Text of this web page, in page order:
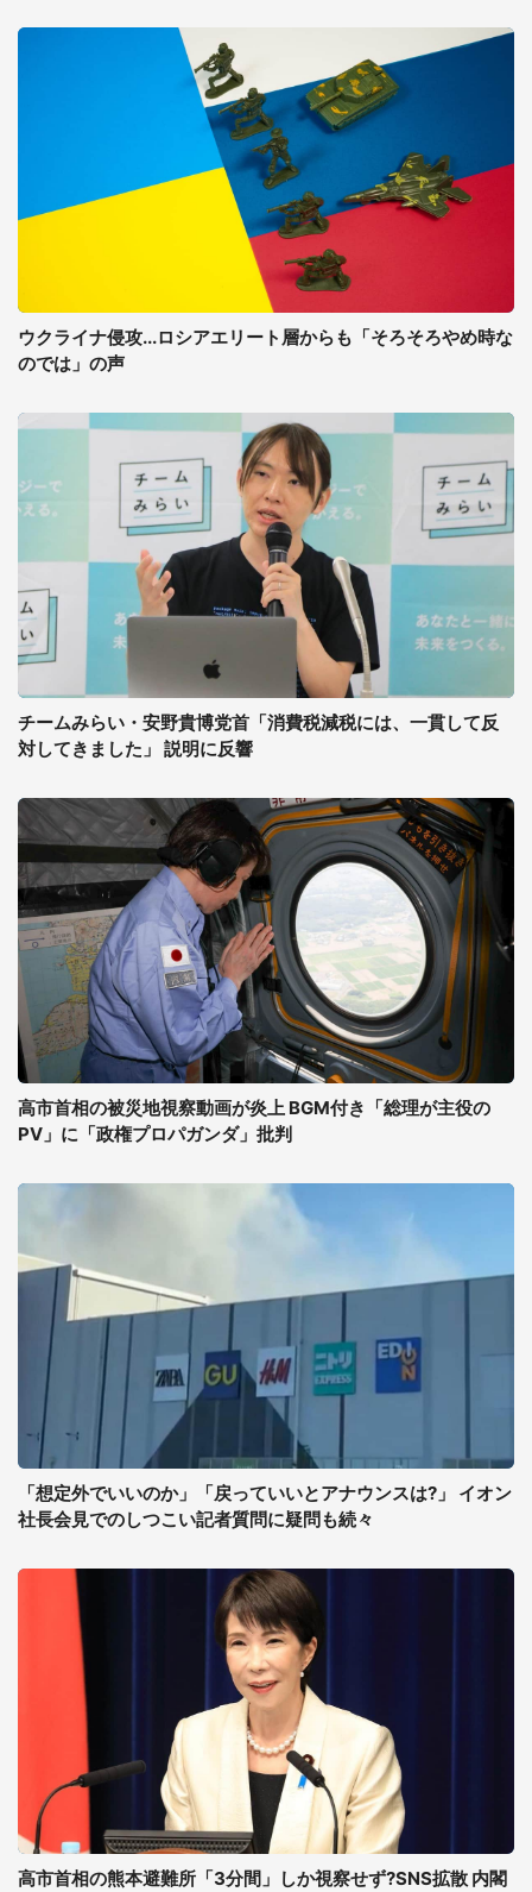
ウクライナ侵攻...ロシアエリート層からも「そろそろやめ時な
のでは」の声
チームみらい・安野貴博党首「消費税減税には、一貫して反
対してきました」 説明に反響
高市首相の被災地視察動画が炎上 BGM付き「総理が主役の
PV」に「政権プロパガンダ」批判
「想定外でいいのか」「戻っていいとアナウンスは?」 イオン
社長会見でのしつこい記者質問に疑問も続々
高市首相の熊本避難所「3分間」しか視察せず?SNS拡散 内閣